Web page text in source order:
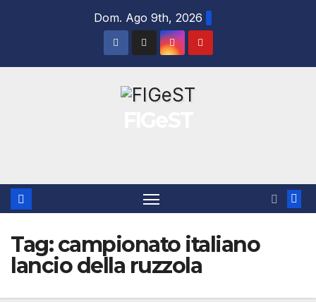
Dom. Ago 9th, 2026
Tag:campionato italiano
lancio della ruzzola